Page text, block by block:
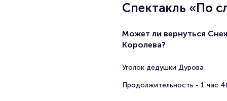
Спектакль «По
Может ли вернуться
Королева?
Уголок дедушки Дурова
Продолжительность - 1 час